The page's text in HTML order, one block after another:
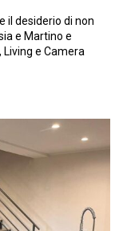
il desiderio di non
e Martino e
e Camera